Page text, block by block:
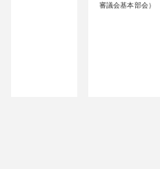
審議会基本部会）